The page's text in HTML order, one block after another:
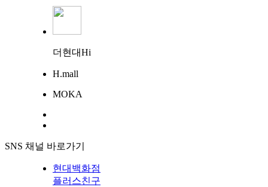
더현대Hi
H.mall
MOKA
SNS 채널 바로가기
현대백화점
플러스친구